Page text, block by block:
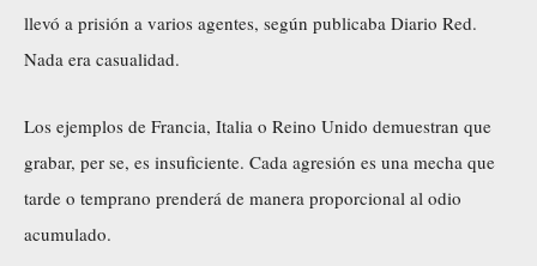
llevó a prisión a varios agentes, según publicaba Diario Red.
Nada era casualidad.
Los ejemplos de Francia, Italia o Reino Unido demuestran que
grabar, per se, es insuficiente. Cada agresión es una mecha que
tarde o temprano prenderá de manera proporcional al odio
acumulado.